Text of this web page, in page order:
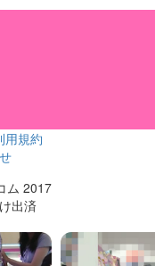
用規約
ム 2017
出済